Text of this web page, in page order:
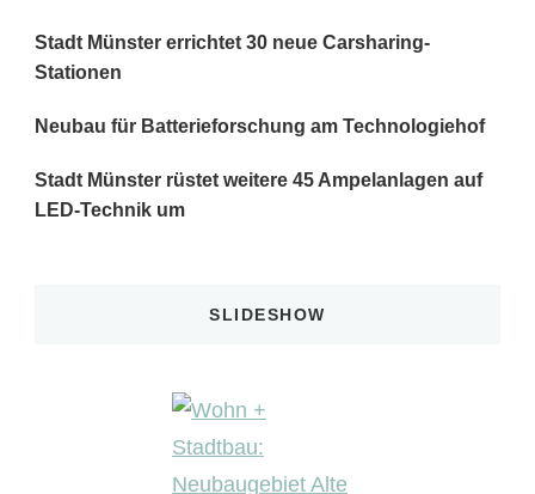
Stadt Münster errichtet 30 neue Carsharing-
Stationen
Neubau für Batterieforschung am Technologiehof
Stadt Münster rüstet weitere 45 Ampelanlagen auf
LED-Technik um
SLIDESHOW